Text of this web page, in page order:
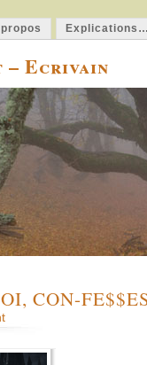
Ecrivain
CON-